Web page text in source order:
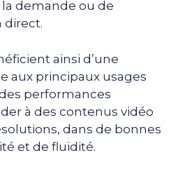
la demande ou de
direct.
ainsi d’une
aux principaux usages
performances
à des contenus vidéo
dans de bonnes
et de fluidité.